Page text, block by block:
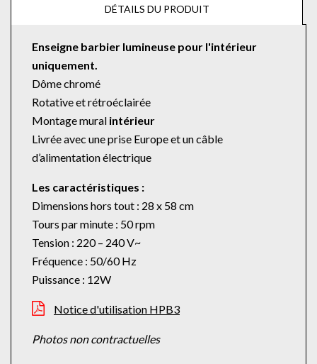
DÉTAILS DU PRODUIT
Enseigne barbier lumineuse pour l'intérieur
uniquement.
Dôme chromé
Rotative et rétroéclairée
Montage mural intérieur
Livrée avec une prise Europe et un câble
d’alimentation électrique
Les caractéristiques :
Dimensions hors tout : 28 x 58 cm
Tours par minute : 50 rpm
Tension : 220 – 240 V~
Fréquence : 50/60 Hz
Puissance : 12W
Notice d'utilisation HPB3
Photos non contractuelles